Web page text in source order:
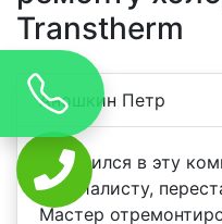
Transtherm
Аношкин Петр
Обратился в эту
специалисту,
Мастер